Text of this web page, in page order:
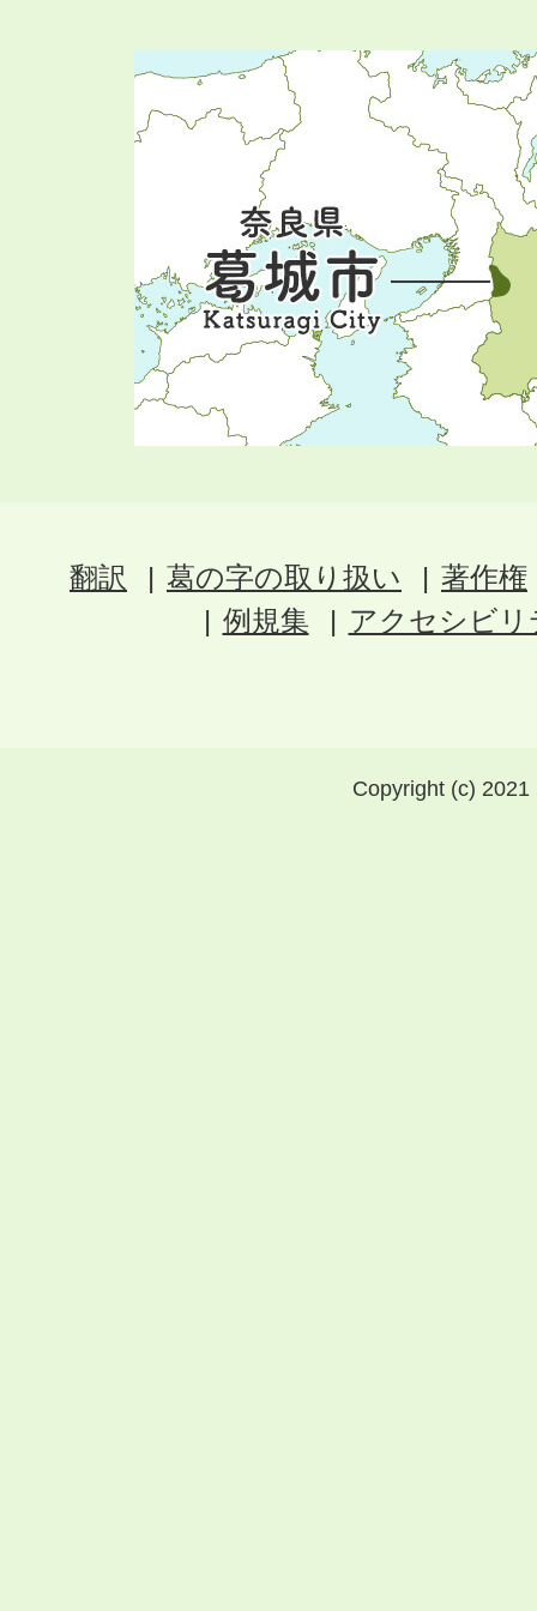
翻訳 葛の字の取り扱い
著作権
例規集
アクセシビ
Copyright (c)